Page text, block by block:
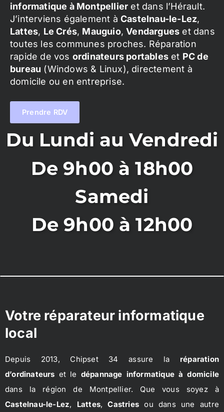
informatique à Montpellier et dans l’Hérault.
J’interviens également à Castelnau-le-Lez,
Lattes, Le Crés, Mauguio,Vendargues et dans
toutes les communes proches. Réparation
rapide de vos ordinateurs portables et PC de
bureau (Windows & Linux), directement à
domicile ou en entreprise.
Prendre RDV
Du Lundi au Vendredi
De 9h00 à 18h00
Samedi
De 9h00 à 12h00
Votre réparateur informatique
local
Depuis 2013, Chipset 34 assure la réparation
d’ordinateurs et le dépannage informatique à domicile
dans la région de Montpellier. Que vous soyez à
Castelnau-le-Lez, Lattes,Castries ou dans une autre